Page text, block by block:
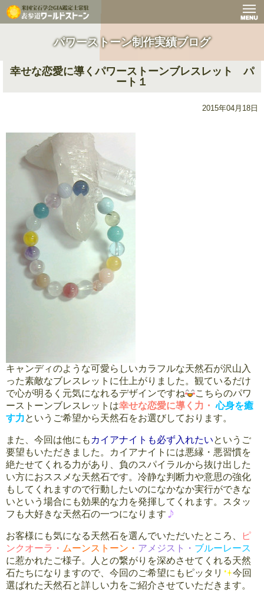
パワーストーン制作実績ブログ
幸せな恋愛に導くパワーストーンブレスレット パ
ート１
2015年04月18日
キャンディのような可愛らしいカラフルな天然石が沢山入
った素敵なブレスレットに仕上がりました。観ているだけ
で心が明るく元気になれるデザインですね
こちらのパワ
ーストーンブレスレットは幸せな恋愛に導く力・ 心身を癒
す力というご希望から天然石をお選びしております。
また、今回は他にも カイアナイトも必ず入れたいというご
要望もいただきました。カイアナイトには悪縁・悪習慣を
絶たせてくれる力があり、負のスパイラルから抜け出した
い方におススメな天然石です。冷静な判断力や意思の強化
もしてくれますので行動したいのになかなか実行ができな
いという場合にも効果的な力を発揮してくれます。スタッ
フも大好きな天然石の一つになります
お客様にも気になる天然石を選んでいただいたところ、
ピ
ンクオーラ・ ムーンストーン・ アメジスト・ ブルーレース
に惹かれたご様子。人との繋がりを深めさせてくれる天然
石たちになりますので、今回のご希望にもピッタリ
今回
選ばれた天然石と詳しい力をご紹介させていただきます。